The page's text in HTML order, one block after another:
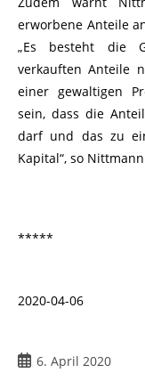
erworbene Anteile
„Es besteht die
verkauften Anteile
einer gewaltigen
sein, dass die
darf und das zu
Kapital“, so
*****
2020-04-06
6. April 2020